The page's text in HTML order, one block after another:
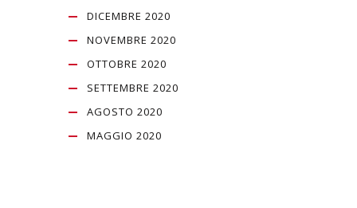
DICEMBRE 2020
NOVEMBRE 2020
OTTOBRE 2020
SETTEMBRE 2020
AGOSTO 2020
MAGGIO 2020